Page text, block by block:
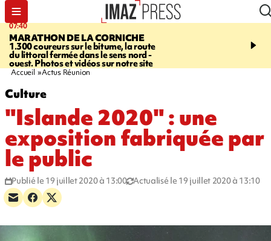
07:40
MARATHON DE LA CORNICHE
1.300 coureurs sur le bitume, la route
du littoral fermée dans le sens nord -
ouest. Photos et vidéos sur notre site
10:33
l’enfance - une
Accueil Actus Réunion
Culture
"Islande 2020" : une
exposition fabriquée par
le public
Publié le 19 juillet 2020 à 13:00 Actualisé le 19 juillet 2020 à 13:10